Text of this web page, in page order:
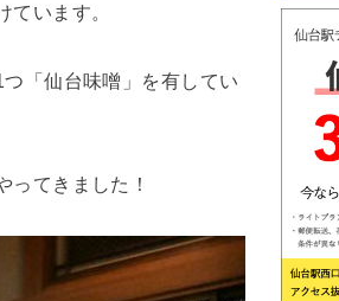
います。
「仙台味噌」を有してい
ってきました！